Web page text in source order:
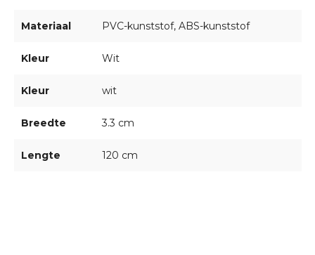
Materiaal PVC-kunststof, ABS-kunststof
Kleur Wit
Kleur wit
Breedte 3.3 cm
Lengte 120 cm